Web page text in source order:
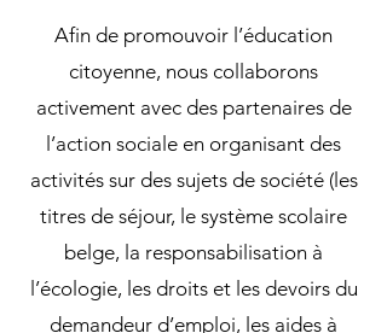
Afin de promouvoir l’éducation
citoyenne, nous collaborons
activement avec des partenaires de
l’action sociale en organisant des
activités sur des sujets de société (les
titres de séjour, le système scolaire
belge, la responsabilisation à
l’écologie, les droits et les devoirs du
demandeur d’emploi, les aides à